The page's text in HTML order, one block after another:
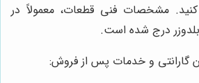
مشخصات فنی قطعات، معمولاً در
درج شده است.
گارانتی و خدمات پس از فروش: